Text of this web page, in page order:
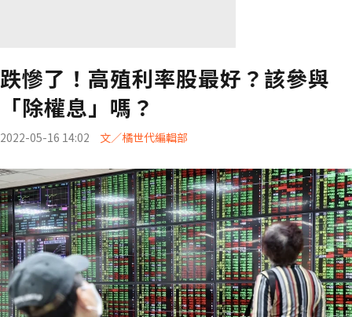
跌慘了！高殖利率股最好？該參與
「除權息」嗎？
2022-05-16 14:02 文／橘世代編輯部